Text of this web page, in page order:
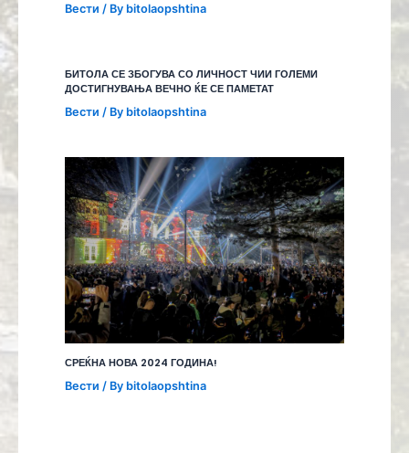
Вести / By bitolaopshtina
БИТОЛА СЕ ЗБОГУВА СО ЛИЧНОСТ ЧИИ ГОЛЕМИ
ДОСТИГНУВАЊА ВЕЧНО ЌЕ СЕ ПАМЕТАТ
Вести / By bitolaopshtina
СРЕЌНА НОВА 2024 ГОДИНА!
Вести / By bitolaopshtina